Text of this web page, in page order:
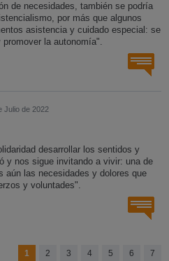
de necesidades, también se podría
por más que algunos
asistencia y cuidado especial: se
la autonomía".
Julio de 2022
desarrollar los sentidos y
y nos sigue invitando a vivir: una de
aún las necesidades y dolores que
y voluntades".
1 2 3 4 5 6 7